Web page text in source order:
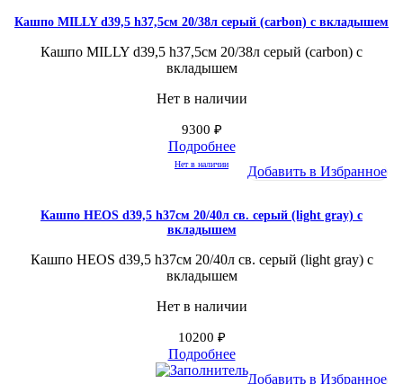
Кашпо MILLY d39,5 h37,5см 20/38л серый (carbon) с вкладышем
Кашпо MILLY d39,5 h37,5см 20/38л серый (carbon) с
вкладышем
Нет в наличии
9300 ₽
Подробнее
Нет в наличии Добавить в Избранное
Кашпо HEOS d39,5 h37см 20/40л св. серый (light gray) с
вкладышем
Кашпо HEOS d39,5 h37см 20/40л св. серый (light gray) с
вкладышем
Нет в наличии
10200 ₽
Подробнее
Добавить в Избранное